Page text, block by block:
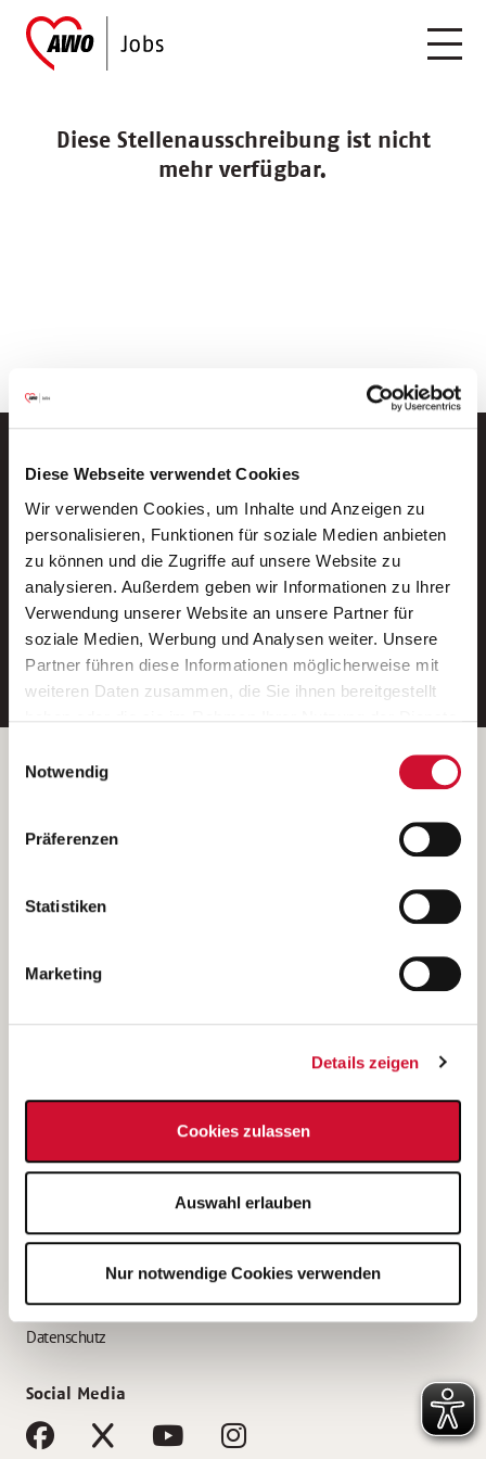
Diese Webseite verwendet Cookies
Wir verwenden Cookies, um Inhalte und Anzeigen zu
personalisieren, Funktionen für soziale Medien anbieten
zu können und die Zugriffe auf unsere Website zu
analysieren. Außerdem geben wir Informationen zu Ihrer
Verwendung unserer Website an unsere Partner für
soziale Medien, Werbung und Analysen weiter. Unsere
Partner führen diese Informationen möglicherweise mit
weiteren Daten zusammen, die Sie ihnen bereitgestellt
Wenn Sie auf „Cookies zulassen“ klicken, so stimmen
Sie der Speicherung sämtlicher Cookies zu. Sie können
Ihre Einwilligung selbstverständlich jederzeit widerrufen,
indem Sie die Cookie-Einstellungen aufrufen und diese
unsererDatenschutzerklärung
Notwendig
Präferenzen
Statistiken
Marketing
Details zeigen
Cookies zulassen
Auswahl erlauben
Nur notwendige Cookies verwenden
Diese Stellenausschreibung ist nicht
mehr verfügbar.
Neue Stellen per E-Mail.
Ein kostenloser Service von AWO
Jobs.
E-Mail-Adresse eintragen
Betreiber der Webseite
Kantstraße 45a
(Ein Tochterunternehmen des AWO Bezirksverbandes Unterfranken
e.V.)
Bewerbung als Altenpflegehelfer*in
Bewerbung als Erzieher*in
AWO Gliederungen nach Bundesland
Impressum
Datenschutz
Social Media